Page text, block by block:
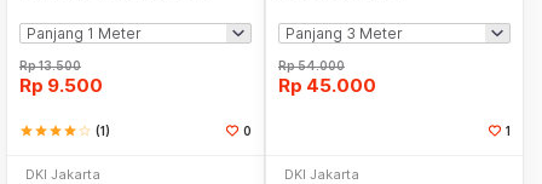
Rp13.500
Rp 9.500
starstarstarstarstar_border (1) 0
DKI Jakarta
Rp54.000
Rp 45.000
1
DKI Jakarta